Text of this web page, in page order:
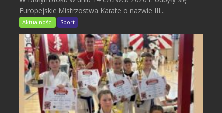
Europejskie Mistrzostwa Karate o nazwie III...
Aktualności Sport